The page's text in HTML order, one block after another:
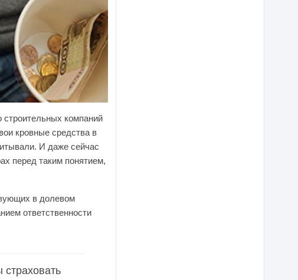
строительных компаний
кровные средства в
И даже сейчас
перед таким понятием,
в долевом
ответственности